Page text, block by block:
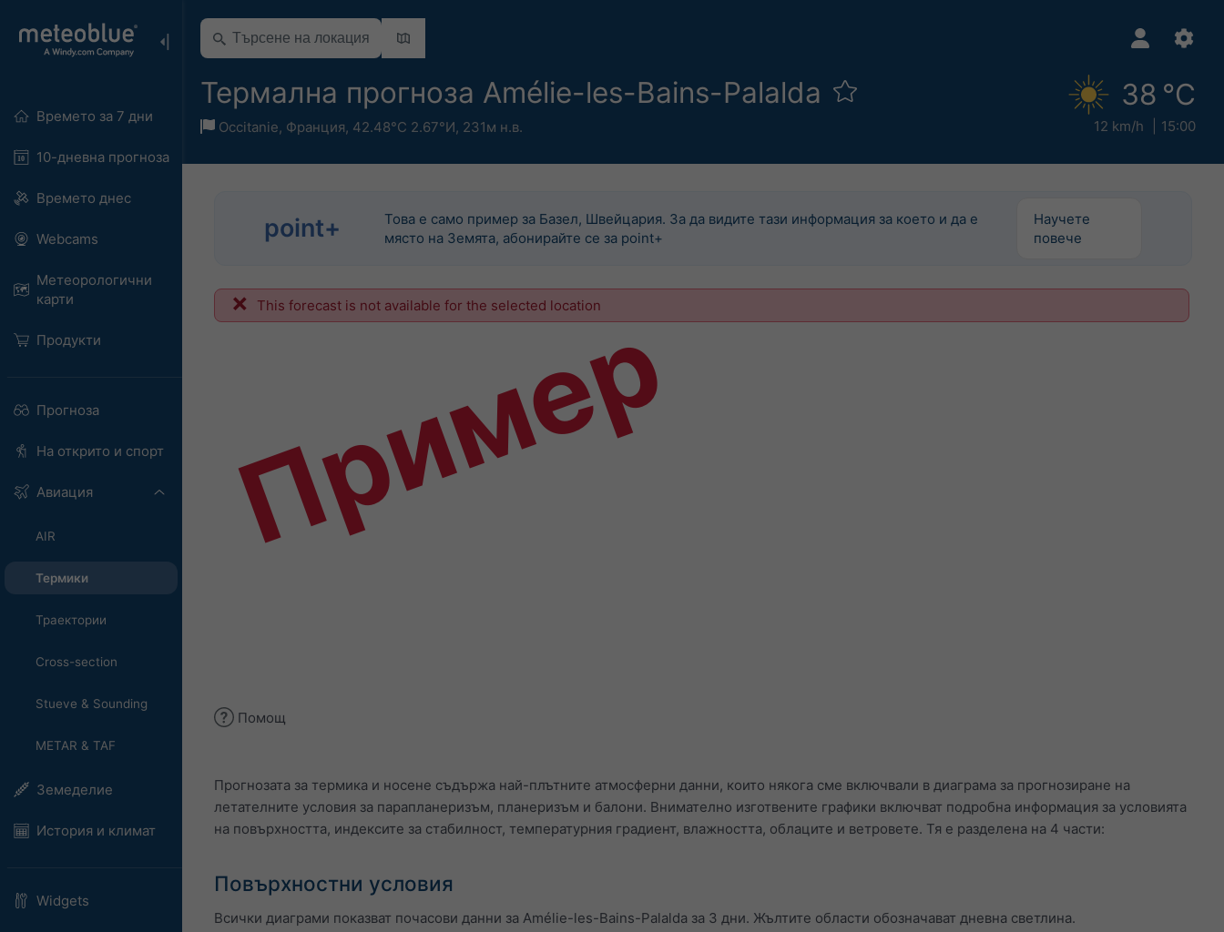
Времето за 7 дни
10-дневна прогноза
Времето днес
Webcams
Метеорологични
карти
Продукти
Прогноза
На открито и спорт
Авиация
AIR
Термики
Траектории
Cross-section
Stueve & Sounding
METAR & TAF
Земеделие
История и климат
Widgets
Термална прогноза Amélie-les-Bains-Palalda
Occitanie, Франция, 42.48°С 2.67°И, 231м н.в.
38 °C
12 km/h 15:00
point+
Това е само пример за Базел, Швейцария. За да видите тази информация за което и да е
място на Земята, абонирайте се за point+
Научете
повече
This forecast is not available for the selected location
Пример
Помощ
Прогнозата за термика и носене съдържа най-плътните атмосферни данни, които някога сме включвали в диаграма за прогнозиране на
летателните условия за парапланеризъм, планеризъм и балони. Внимателно изготвените графики включват подробна информация за условията
на повърхността, индексите за стабилност, температурния градиент, влажността, облаците и ветровете. Тя е разделена на 4 части:
Повърхностни условия
Всички диаграми показват почасови данни за Amélie-les-Bains-Palalda за 3 дни. Жълтите области обозначават дневна светлина.